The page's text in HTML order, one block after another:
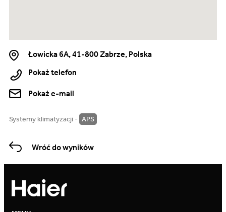
Łowicka 6A, 41-800 Zabrze, Polska
Pokaż telefon
Pokaż e-mail
Systemy klimatyzacji - APS
Wróć do wyników